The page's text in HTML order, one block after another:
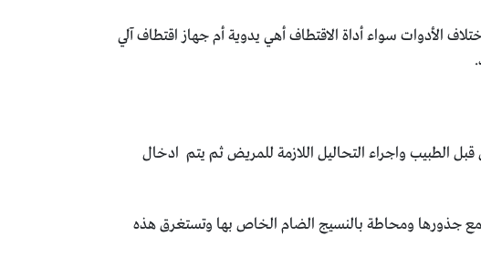
الأدوات سواء أداة الاقتطاف أهي يدوية أم جهاز اقتطاف آلي
الطبيب واجراء التحاليل اللازمة للمريض ثم يتم ادخال
مع جذورها ومحاطة بالنسيج الضام الخاص بها وتستغرق هذه